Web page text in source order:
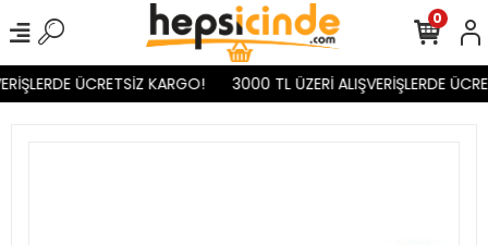
ÜCRETSİZ KARGO! 3000 TL ÜZERİ ALIŞVERİŞLERDE
0